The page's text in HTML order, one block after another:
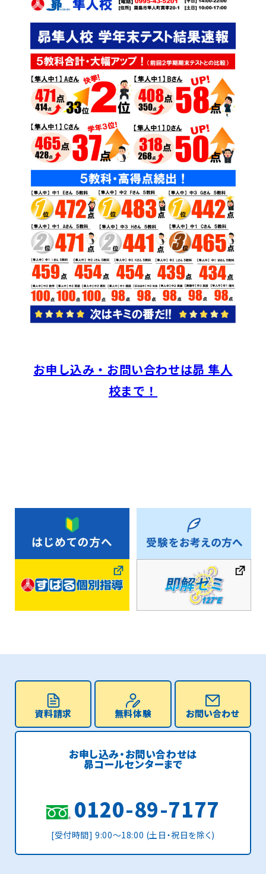
お申し込み・お問い合わせは昴 隼人
校まで！
資料請求 無料体験 お問い合わせ
お申し込み・お問い合わせは
昴コールセンターまで
0120-89-7177
[受付時間] 9:00〜18:00 (土日・祝日を除く)